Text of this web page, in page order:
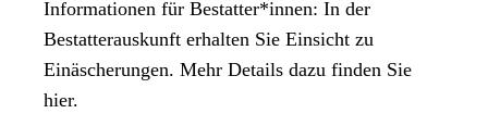
Informationen für Bestatter*innen: In der
Bestatterauskunft erhalten Sie Einsicht zu
Einäscherungen. Mehr Details dazu finden Sie
hier.